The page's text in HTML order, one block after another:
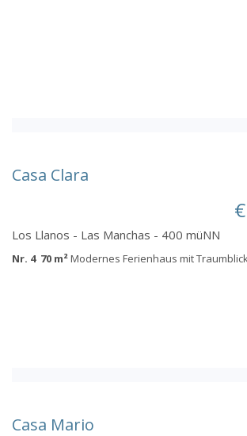
Casa Clara
Los Llanos - Las Manchas - 400 müNN
Nr. 4 70 m²Modernes Ferienhaus mit
Casa Mario